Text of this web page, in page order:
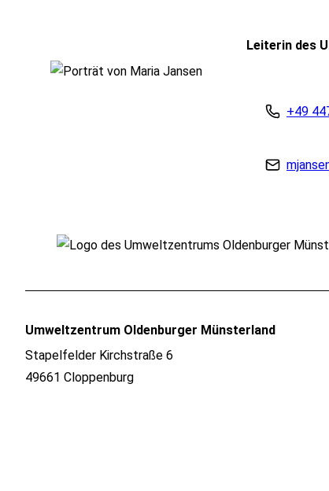
Leiterin des
+49
Umweltzentrum Oldenburger Münsterland
Stapelfelder Kirchstraße 6
49661 Cloppenburg